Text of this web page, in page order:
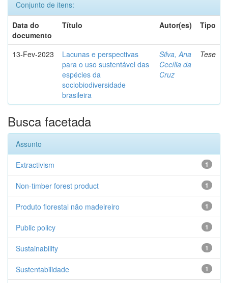
Conjunto de itens:
Data do
documento
Título Autor(es) Tipo
13-Fev-2023
Lacunas e perspectivas
para o uso sustentável das
espécies da
sociobiodiversidade
brasileira
Silva, Ana
Cecília da
Cruz
Tese
Busca facetada
Assunto
1
Extractivism
1
Non-timber forest product
1
Produto florestal não madeireiro
1
Public policy
1
Sustainability
1
Sustentabilidade